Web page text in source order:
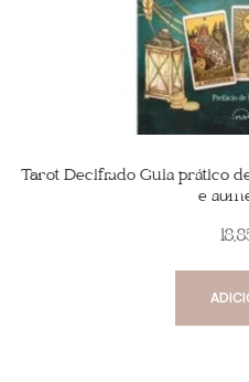
Tarot Decifrado Guia prático
e